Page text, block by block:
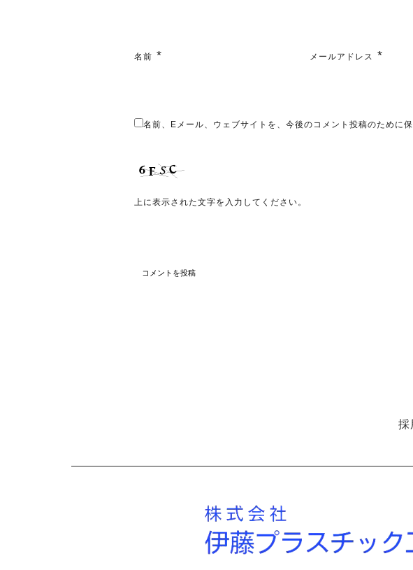
名前 * メールアドレス *
名前、Eメール、ウェブサイトを、今後のコメント投稿のために保
上に表示された文字を入力してください。
採